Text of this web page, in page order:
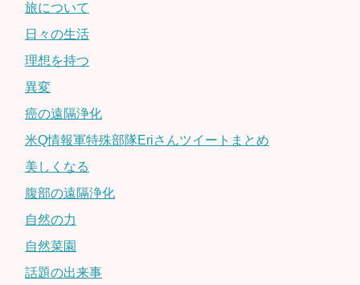
旅について
日々の生活
理想を持つ
異変
癌の遠隔浄化
米Q情報軍特殊部隊Eriさんツイートまとめ
美しくなる
腹部の遠隔浄化
自然の力
自然菜園
話題の出来事